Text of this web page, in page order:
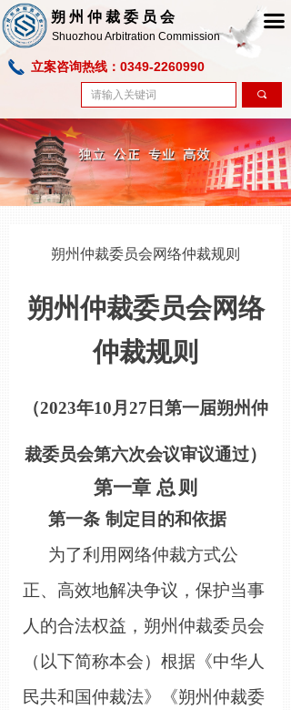
끀
首页
关于朔仲
仲裁员之窗
仲裁法规
美丽朔州
朔州仲裁委员会
Shuozhou Arbitration Commission
끅 立案咨询热线：0349-2260990
끠
朔州仲裁委员会网络仲裁规则
朔州仲裁委员会网络
仲裁规则
（2023年10月 27 日第一届朔州仲
裁委员会第六次会议审议通过）
第一章 总则
第一条 制定目的和依据
为了利用网络仲裁方式公
正、高效地解决争议，保护当事
人的合法权益， 朔州仲裁委员会
（以下简称本会）根据《中华人
民共和国仲裁法》《朔州仲裁委